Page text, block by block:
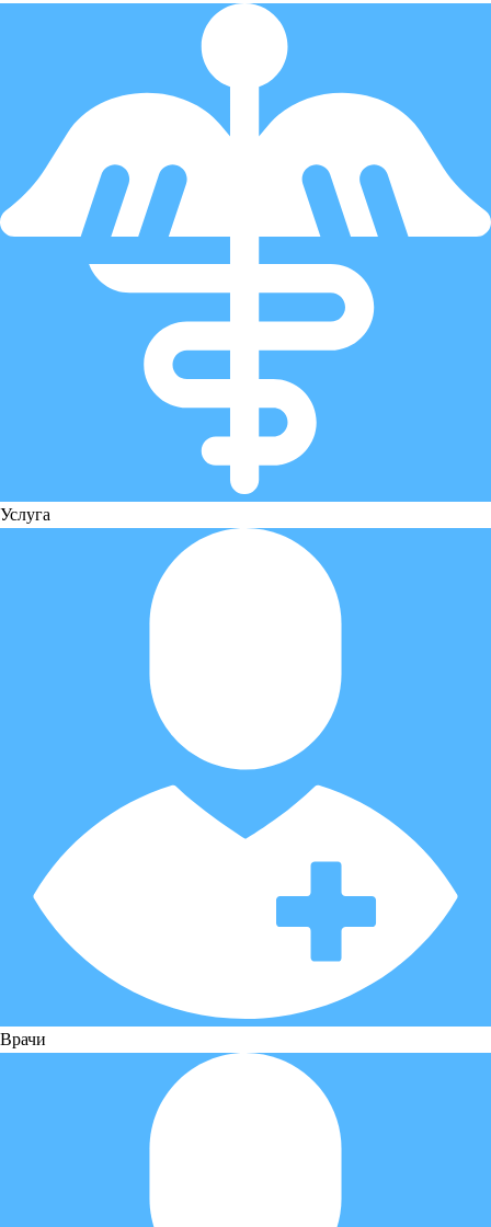
Услуга
Врачи